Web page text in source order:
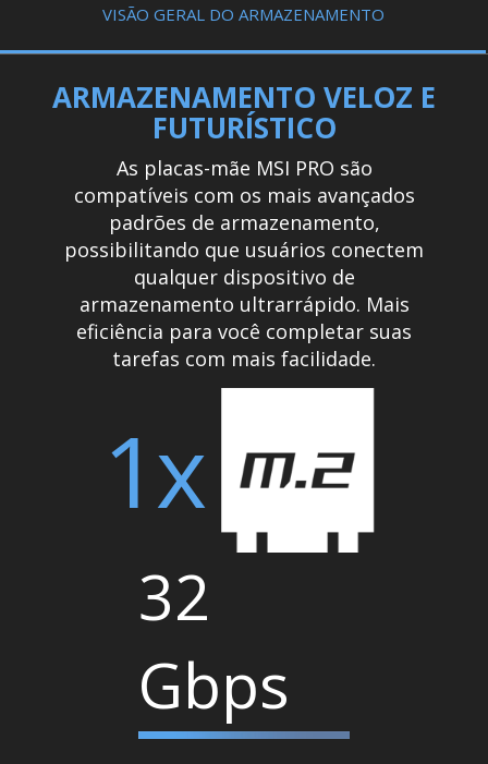
VISÃO GERAL DO ARMAZENAMENTO
ARMAZENAMENTO VELOZ E
FUTURÍSTICO
As placas-mãe MSI PRO são
compatíveis com os mais avançados
padrões de armazenamento,
possibilitando que usuários conectem
qualquer dispositivo de
armazenamento ultrarrápido. Mais
eficiência para você completar suas
tarefas com mais facilidade.
1x
32
Gbps